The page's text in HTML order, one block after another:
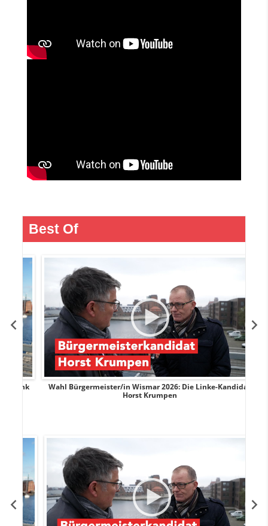
Best Of
Wahl Bürgermeister/in Wismar 2026: Die Linke-Kandidat
Horst Krumpen